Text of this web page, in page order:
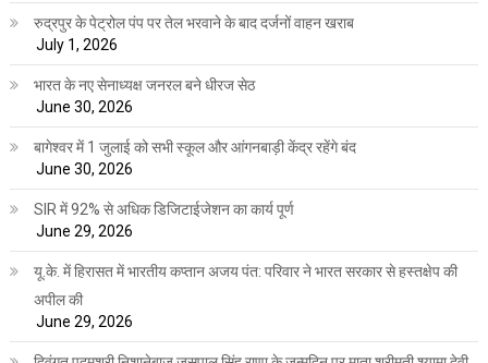
रुद्रपुर के पेट्रोल पंप पर तेल भरवाने के बाद दर्जनों वाहन खराब
July 1, 2026
भारत के नए सेनाध्यक्ष जनरल बने धीरज सेठ
June 30, 2026
बागेश्वर में 1 जुलाई को सभी स्कूल और आंगनबाड़ी केंद्र रहेंगे बंद
June 30, 2026
SIR में 92% से अधिक डिजिटाईजेशन का कार्य पूर्ण
June 29, 2026
यू.के. में हिरासत में भारतीय कप्तान अजय पंत: परिवार ने भारत सरकार से हस्तक्षेप की
अपील की
June 29, 2026